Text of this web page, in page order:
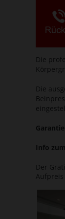
Die
Die
Info
Der
Aufpreis